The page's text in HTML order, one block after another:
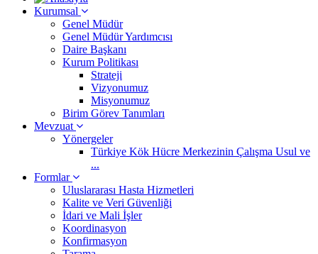
Kurumsal
Genel Müdür
Genel Müdür Yardımcısı
Daire Başkanı
Kurum Politikası
Strateji
Vizyonumuz
Misyonumuz
Birim Görev Tanımları
Mevzuat
Yönergeler
Türkiye Kök Hücre Merkezinin Çalışma Usul ve
...
Formlar
Uluslararası Hasta Hizmetleri
Kalite ve Veri Güvenliği
İdari ve Mali İşler
Koordinasyon
Konfirmasyon